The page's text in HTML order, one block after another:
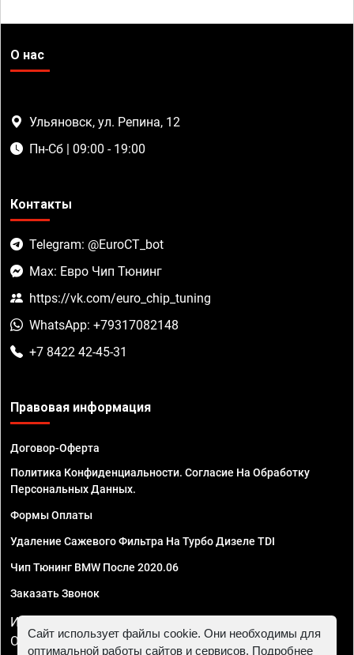
О нас
Ульяновск, ул. Репина, 12
Пн-Сб | 09:00 - 19:00
Контакты
Telegram: @EuroCT_bot
Max: Евро Чип Тюнинг
https://vk.com/euro_chip_tuning
WhatsApp: +79317082148
+7 8422 42-45-31
Правовая информация
Договор-Оферта
Политика Конфиденциальности. Согласие На Обработку
Персональных Данных.
Формы Оплаты
Удаление Сажевого Фильтра На Турбо Дизеле TDI
Чип Тюнинг BMW После 2020.06
Заказать Звонок
ИП Смирнов Георгий Павлович. ИНН 781302555843,
ОГРНИП 324470400032610
Сайт использует файлы cookie. Они необходимы для
оптимальной работы сайтов и сервисов. Подробнее